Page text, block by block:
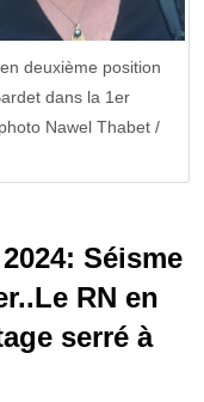
deuxième position
dans la 1er
Nawel Thabet /
Séisme
RN en
serré à